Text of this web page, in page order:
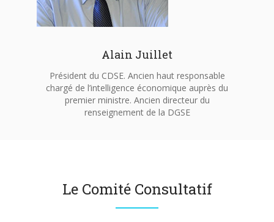
Alain Juillet
Président du CDSE. Ancien haut responsable
chargé de l’intelligence économique auprès du
premier ministre. Ancien directeur du
renseignement de la DGSE
Le Comité Consultatif